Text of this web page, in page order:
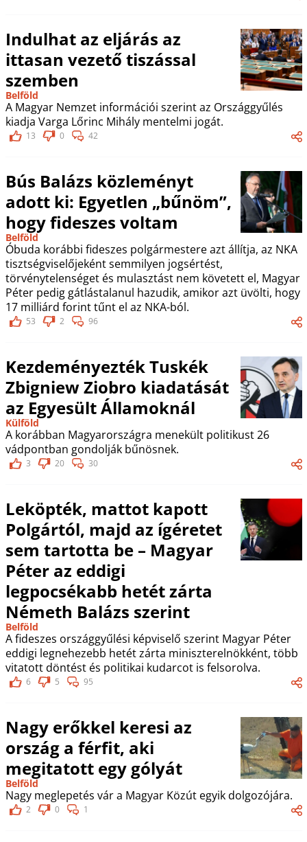
Indulhat az eljárás az
ittasan vezető tiszással
szemben
Belföld
A Magyar Nemzet információi szerint az Országgyűlés
kiadja Varga Lőrinc Mihály mentelmi jogát.
13 0 42
Bús Balázs közleményt
adott ki: Egyetlen „bűnöm”,
hogy fideszes voltam
Belföld
Óbuda korábbi fideszes polgármestere azt állítja, az NKA
tisztségviselőjeként semmilyen jogsértést,
törvénytelenséget és mulasztást nem követett el, Magyar
Péter pedig gátlástalanul hazudik, amikor azt üvölti, hogy
17 milliárd forint tűnt el az NKA-ból.
53 2 96
Kezdeményezték Tuskék
Zbigniew Ziobro kiadatását
az Egyesült Államoknál
Külföld
A korábban Magyarországra menekült politikust 26
vádpontban gondolják bűnösnek.
3 20 30
Leköpték, mattot kapott
Polgártól, majd az ígéretet
sem tartotta be – Magyar
Péter az eddigi
legpocsékabb hetét zárta
Németh Balázs szerint
Belföld
A fideszes országgyűlési képviselő szerint Magyar Péter
eddigi legnehezebb hetét zárta miniszterelnökként, több
vitatott döntést és politikai kudarcot is felsorolva.
6 5 95
Nagy erőkkel keresi az
ország a férfit, aki
megitatott egy gólyát
Belföld
Nagy meglepetés vár a Magyar Közút egyik dolgozójára.
2 0 1